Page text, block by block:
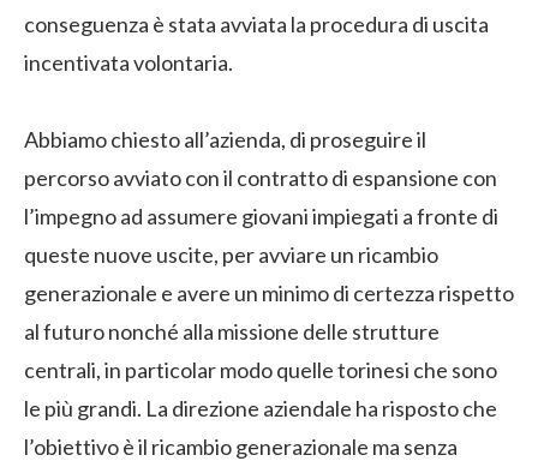
conseguenza è stata avviata la procedura di uscita
incentivata volontaria.
Abbiamo chiesto all’azienda, di proseguire il
percorso avviato con il contratto di espansione con
l’impegno ad assumere giovani impiegati a fronte di
queste nuove uscite, per avviare un ricambio
generazionale e avere un minimo di certezza rispetto
al futuro nonché alla missione delle strutture
centrali, in particolar modo quelle torinesi che sono
le più grandi. La direzione aziendale ha risposto che
l’obiettivo è il ricambio generazionale ma senza